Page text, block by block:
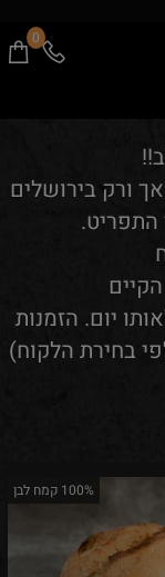
0
ורק בירושלים
התפריט.
יתקבלו לאותו יום. הזמנות
(לפי בחירת הלקוח)
100% קמח לבן